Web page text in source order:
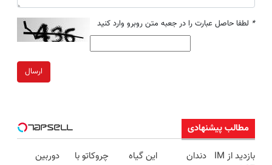
* لطفا حاصل عبارت را در جعبه متن روبرو وارد کنید
ارسال
مطالب پیشنهادی
بازدید از IM
دندان
این گیاه
چروکاتو با
دوربین